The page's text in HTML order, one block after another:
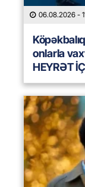
06.08.2026 -
onlarla
HEYRƏT